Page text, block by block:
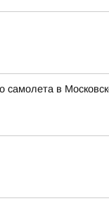
самолета в